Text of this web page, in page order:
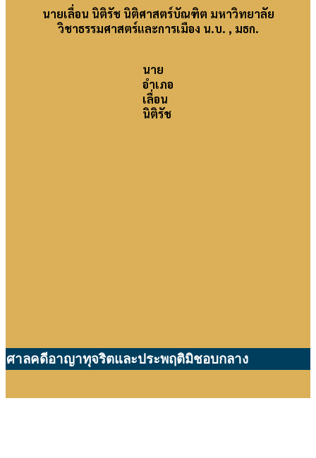
นายเลื่อน นิติรัช นิติศาสตร์บัณฑิต มหาวิทยาลัย
วิชาธรรมศาสตร์และการเมือง น.บ. , มธก.
นาย
อำเภอ
เลื่อน
นิติรัช
ศาลคดีอาญาทุจริตและประพฤติมิชอบกลาง